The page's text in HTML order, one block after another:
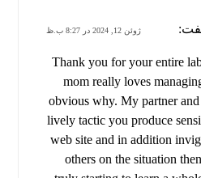
ژوئن 12, 2024 در 8:27 ب.ظ
Thank you for your entire
mom really loves
obvious why. My partner
lively tactic you produce
web site and in addition
others on the situation